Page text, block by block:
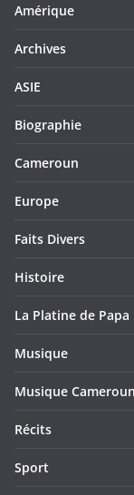
Amérique
Archives
ASIE
Biographie
Cameroun
Europe
Faits Divers
Histoire
La Platine de Papa
Musique
Musique
Récits
Sport